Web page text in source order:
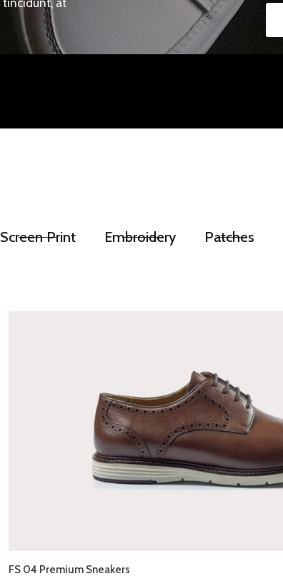
tincidunt, at
Screen Print Embroidery Patches
FS 04 Premium Sneakers